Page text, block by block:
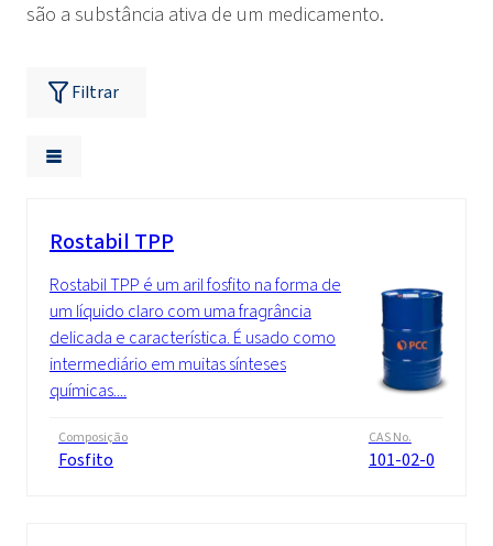
são a substância ativa de um medicamento.
Filtrar
Rostabil TPP
Rostabil TPP é um aril fosfito na forma de
um líquido claro com uma fragrância
delicada e característica. É usado como
intermediário em muitas sínteses
químicas....
Composição
Fosfito
CAS No.
101-02-0